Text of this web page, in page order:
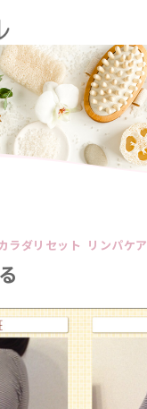
ラダリセット リンパケア